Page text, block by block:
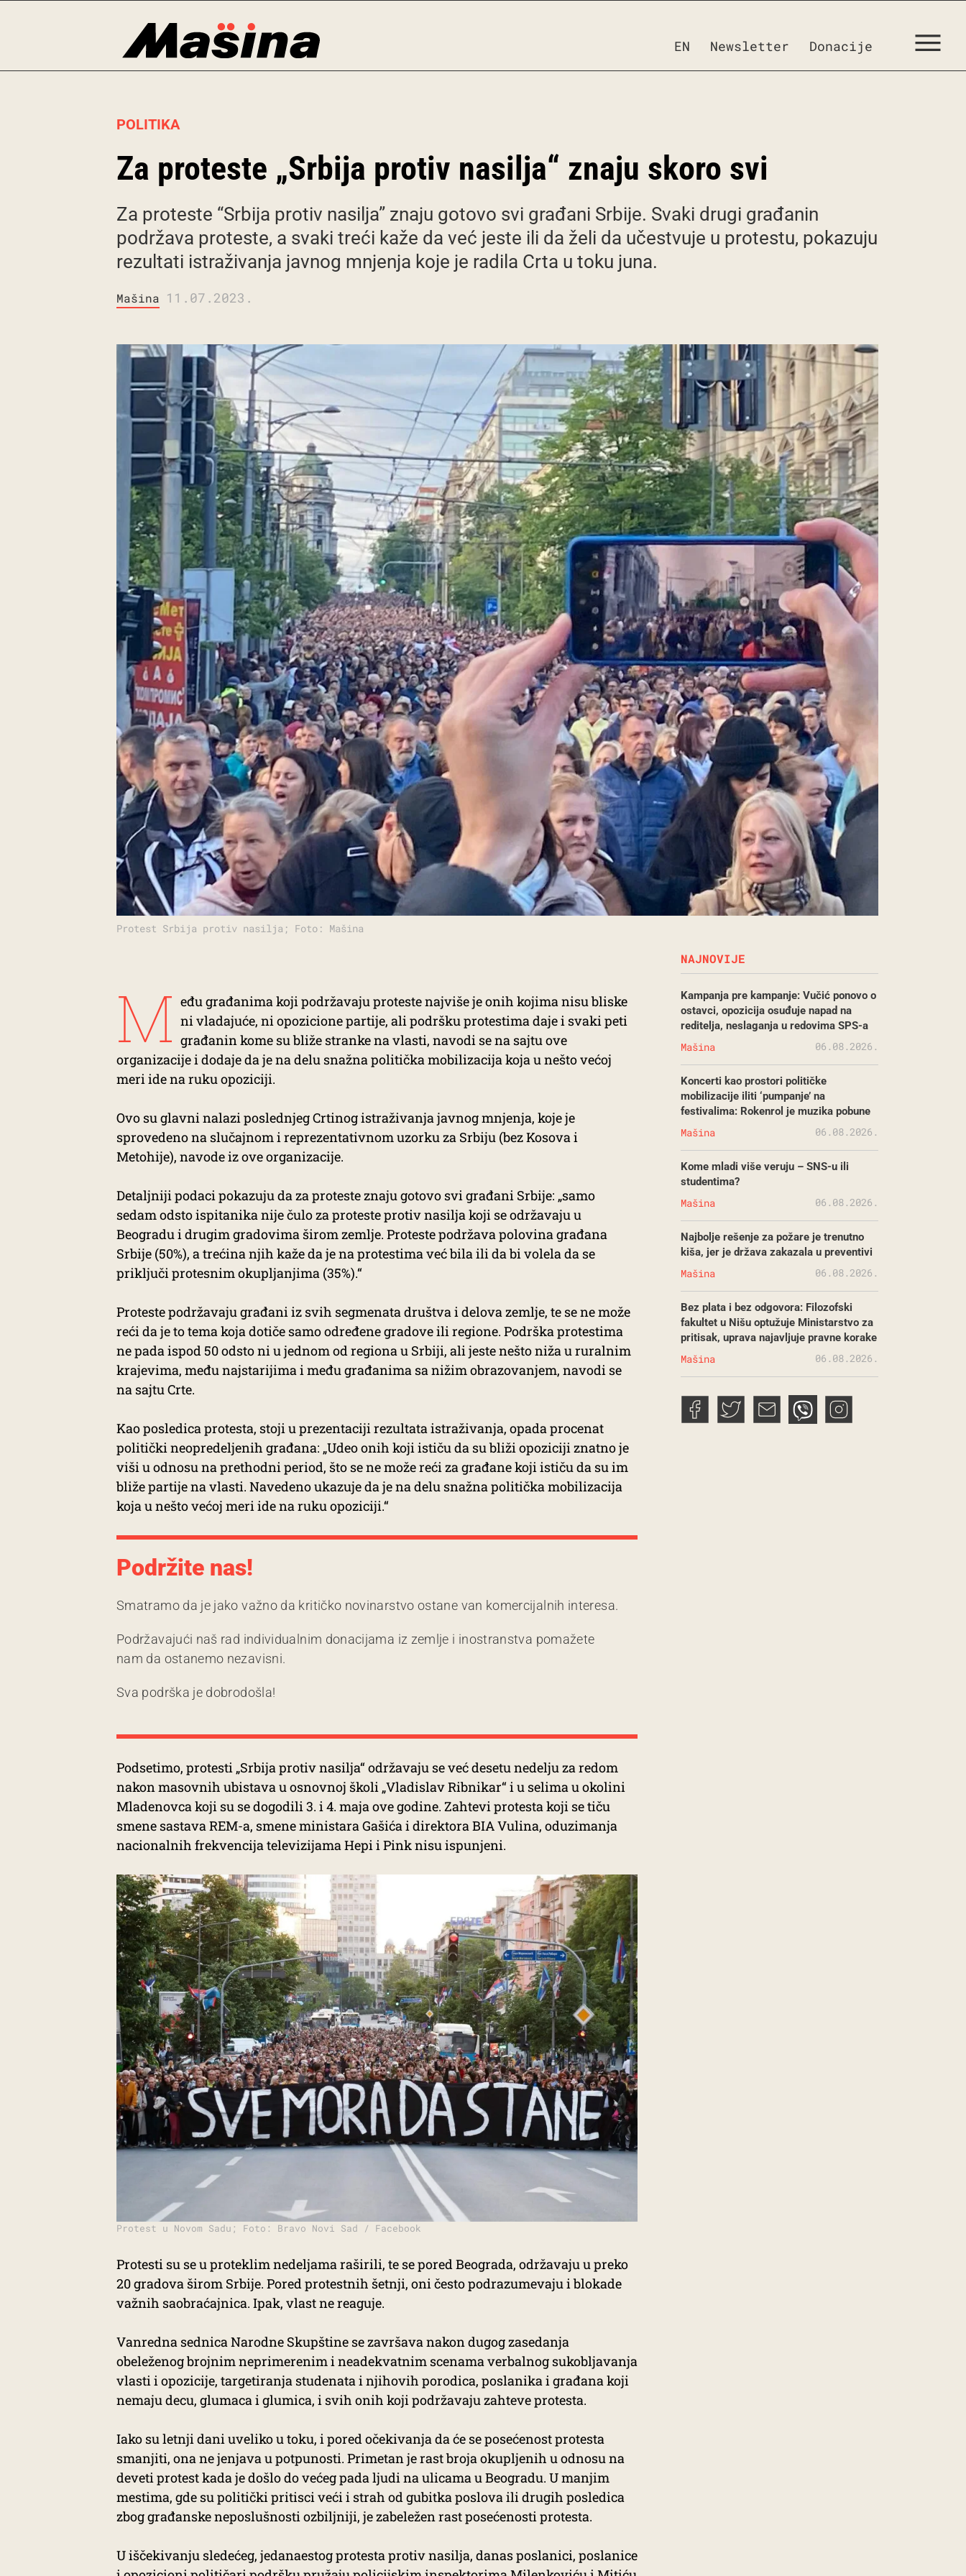
EN Newsletter Donacije
POLITIKA
Za proteste „Srbija protiv nasilja“ znaju skoro svi
Za proteste “Srbija protiv nasilja” znaju gotovo svi građani Srbije. Svaki drugi građanin
podržava proteste, a svaki treći kaže da već jeste ili da želi da učestvuje u protestu, pokazuju
rezultati istraživanja javnog mnjenja koje je radila Crta u toku juna.
Mašina 11.07.2023.
Protest Srbija protiv nasilja; Foto: Mašina
M eđu građanima koji podržavaju proteste najviše je onih kojima nisu bliske
ni vladajuće, ni opozicione partije, ali podršku protestima daje i svaki peti
građanin kome su bliže stranke na vlasti, navodi se na sajtu ove
organizacije i dodaje da je na delu snažna politička mobilizacija koja u nešto većoj
meri ide na ruku opoziciji.
Ovo su glavni nalazi poslednjeg Crtinog istraživanja javnog mnjenja, koje je
sprovedeno na slučajnom i reprezentativnom uzorku za Srbiju (bez Kosova i
Metohije), navode iz ove organizacije.
Detaljniji podaci pokazuju da za proteste znaju gotovo svi građani Srbije: „samo
sedam odsto ispitanika nije čulo za proteste protiv nasilja koji se održavaju u
Beogradu i drugim gradovima širom zemlje. Proteste podržava polovina građana
Srbije (50%), a trećina njih kaže da je na protestima već bila ili da bi volela da se
priključi protesnim okupljanjima (35%).“
Proteste podržavaju građani iz svih segmenata društva i delova zemlje, te se ne može
reći da je to tema koja dotiče samo određene gradove ili regione. Podrška protestima
ne pada ispod 50 odsto ni u jednom od regiona u Srbiji, ali jeste nešto niža u ruralnim
krajevima, među najstarijima i među građanima sa nižim obrazovanjem, navodi se
na sajtu Crte.
Kao posledica protesta, stoji u prezentaciji rezultata istraživanja, opada procenat
politički neopredeljenih građana: „Udeo onih koji ističu da su bliži opoziciji znatno je
viši u odnosu na prethodni period, što se ne može reći za građane koji ističu da su im
bliže partije na vlasti. Navedeno ukazuje da je na delu snažna politička mobilizacija
koja u nešto većoj meri ide na ruku opoziciji.“
Podržite nas!
Smatramo da je jako važno da kritičko novinarstvo ostane van komercijalnih interesa.
Podržavajući naš rad individualnim donacijama iz zemlje i inostranstva pomažete
nam da ostanemo nezavisni.
Sva podrška je dobrodošla!
Podsetimo, protesti „Srbija protiv nasilja“ održavaju se već desetu nedelju za redom
nakon masovnih ubistava u osnovnoj školi „Vladislav Ribnikar“ i u selima u okolini
Mladenovca koji su se dogodili 3. i 4. maja ove godine. Zahtevi protesta koji se tiču
smene sastava REM-a, smene ministara Gašića i direktora BIA Vulina, oduzimanja
nacionalnih frekvencija televizijama Hepi i Pink nisu ispunjeni.
Protest u Novom Sadu; Foto: Bravo Novi Sad / Facebook
Protesti su se u proteklim nedeljama raširili, te se pored Beograda, održavaju u preko
20 gradova širom Srbije. Pored protestnih šetnji, oni često podrazumevaju i blokade
važnih saobraćajnica. Ipak, vlast ne reaguje.
Vanredna sednica Narodne Skupštine se završava nakon dugog zasedanja
obeleženog brojnim neprimerenim i neadekvatnim scenama verbalnog sukobljavanja
vlasti i opozicije, targetiranja studenata i njihovih porodica, poslanika i građana koji
nemaju decu, glumaca i glumica, i svih onih koji podržavaju zahteve protesta.
Iako su letnji dani uveliko u toku, i pored očekivanja da će se posećenost protesta
smanjiti, ona ne jenjava u potpunosti. Primetan je rast broja okupljenih u odnosu na
deveti protest kada je došlo do većeg pada ljudi na ulicama u Beogradu. U manjim
mestima, gde su politički pritisci veći i strah od gubitka poslova ili drugih posledica
zbog građanske neposlušnosti ozbiljniji, je zabeležen rast posećenosti protesta.
U iščekivanju sledećeg, jedanaestog protesta protiv nasilja, danas poslanici, poslanice
NAJNOVIJE
Kampanja pre kampanje: Vučić ponovo o
ostavci, opozicija osuđuje napad na
reditelja, neslaganja u redovima SPS-a
Mašina 06.08.2026.
Koncerti kao prostori političke
mobilizacije iliti ‘pumpanje’ na
festivalima: Rokenrol je muzika pobune
Mašina 06.08.2026.
Kome mladi više veruju – SNS-u ili
studentima?
Mašina 06.08.2026.
Najbolje rešenje za požare je trenutno
kiša, jer je država zakazala u preventivi
Mašina 06.08.2026.
Bez plata i bez odgovora: Filozofski
fakultet u Nišu optužuje Ministarstvo za
pritisak, uprava najavljuje pravne korake
Mašina 06.08.2026.